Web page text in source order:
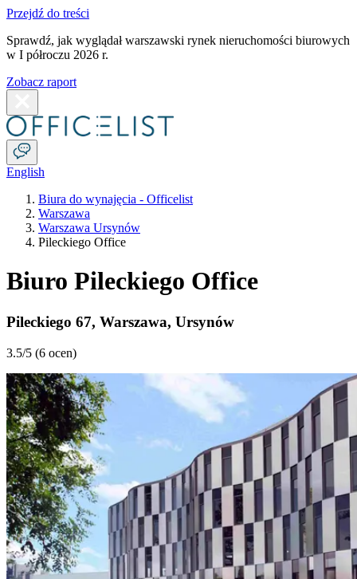
Przejdź do treści
Sprawdź, jak wyglądał warszawski rynek nieruchomości biurowych
w I półroczu 2026 r.
Zobacz raport
English
Biura do wynajęcia - Officelist
Warszawa
Warszawa Ursynów
Pileckiego Office
Biuro Pileckiego Office
Pileckiego 67, Warszawa, Ursynów
3.5/5 (6 ocen)